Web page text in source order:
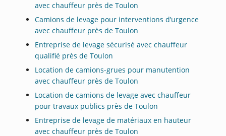
avec chauffeur près de Toulon
Camions de levage pour interventions d’urgence
avec chauffeur près de Toulon
Entreprise de levage sécurisé avec chauffeur
qualifié près de Toulon
Location de camions-grues pour manutention
avec chauffeur près de Toulon
Location de camions de levage avec chauffeur
pour travaux publics près de Toulon
Entreprise de levage de matériaux en hauteur
avec chauffeur près de Toulon